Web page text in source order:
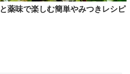
薬味で楽しむ簡単やみつきレシピ